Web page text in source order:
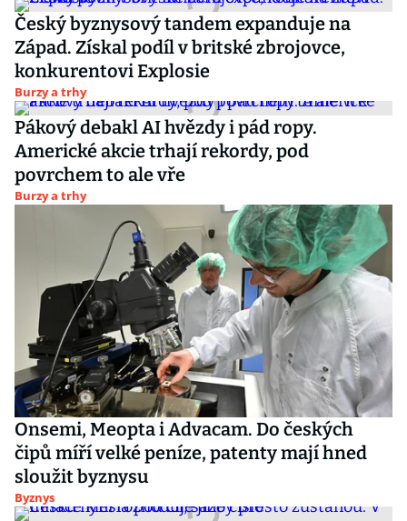
Český byznysový tandem expanduje na
Západ. Získal podíl v britské zbrojovce,
konkurentovi Explosie
Burzy a trhy
Pákový debakl AI hvězdy i pád ropy.
Americké akcie trhají rekordy, pod
povrchem to ale vře
Burzy a trhy
Onsemi, Meopta i Advacam. Do českých
čipů míří velké peníze, patenty mají hned
sloužit byznysu
Byznys